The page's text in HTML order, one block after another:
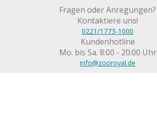
Fragen oder Anregungen?
Kontaktiere uns!
0221/1773-1000
Kundenhotline
Mo. bis Sa. 8:00 - 20:00 Uhr
info@zooroyal.de